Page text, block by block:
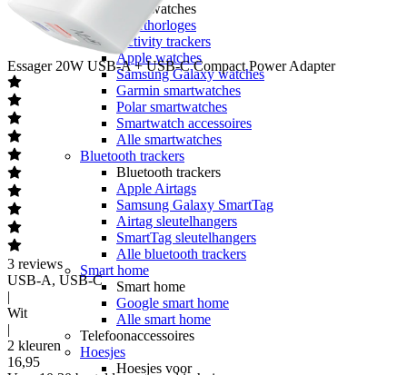
Smartwatches
Sporthorloges
Activity trackers
Apple watches
Samsung Galaxy watches
Garmin smartwatches
Polar smartwatches
Smartwatch accessoires
Alle smartwatches
Bluetooth trackers
Bluetooth trackers
Apple Airtags
Samsung Galaxy SmartTag
Airtag sleutelhangers
SmartTag sleutelhangers
Alle bluetooth trackers
Smart home
Smart home
Google smart home
Alle smart home
Telefoonaccessoires
Hoesjes
Hoesjes voor
Essager 20W USB-A + USB-C Compact Power Adapter
3 reviews
USB-A, USB-C
|
Wit
|
2 kleuren
16,95